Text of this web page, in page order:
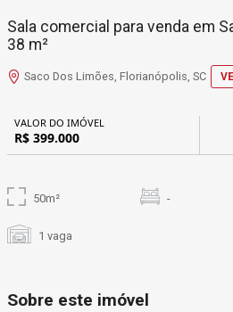
Sala comercial para venda em
38 m²
Saco Dos Limões, Florianópolis, SC
VALOR DO IMÓVEL
R$ 399.000
50m² -
1 vaga
Sobre este imóvel